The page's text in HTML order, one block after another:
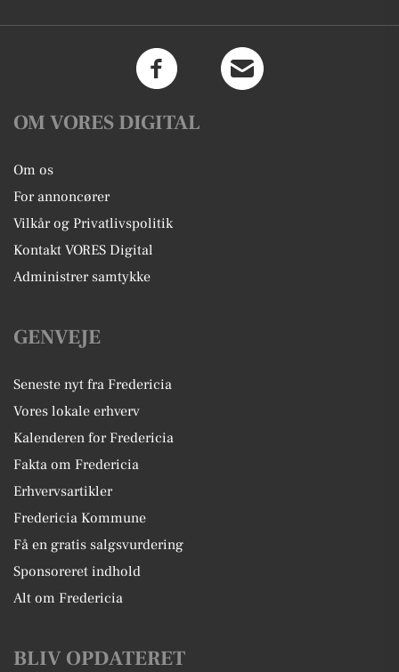
OM VORES DIGITAL
Om os
For annoncører
Vilkår og Privatlivspolitik
Kontakt VORES Digital
Administrer samtykke
GENVEJE
Seneste nyt fra Fredericia
Vores lokale erhverv
Kalenderen for Fredericia
Fakta om Fredericia
Erhvervsartikler
Fredericia Kommune
Få en gratis salgsvurdering
Sponsoreret indhold
Alt om Fredericia
BLIV OPDATERET